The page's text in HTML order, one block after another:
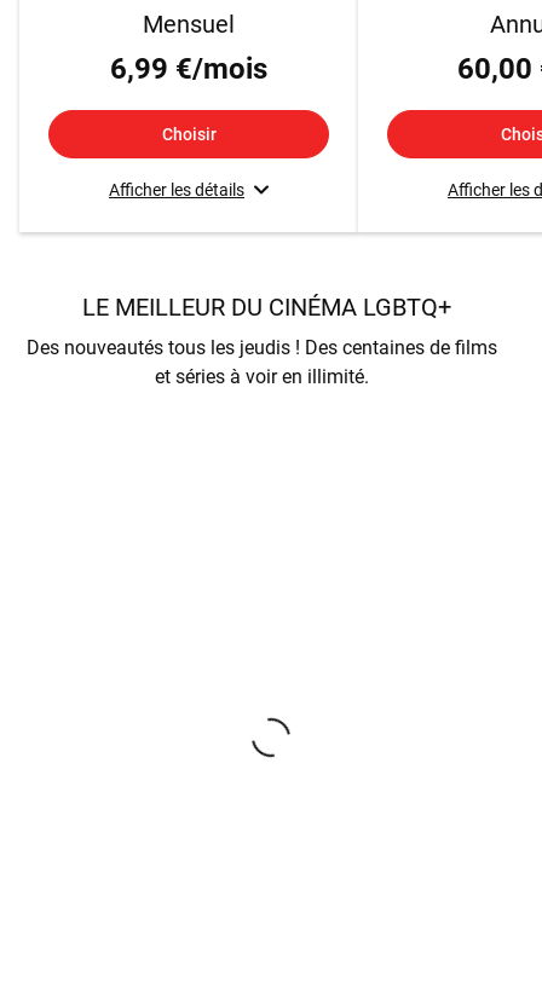
Mensuel
6,99 €/mois
Choisir
Afficher les détails
60,00
Afficher les
LE MEILLEUR DU CINÉMA LGBTQ+
Des nouveautés tous les jeudis ! Des centaines de films
et séries à voir en illimité.